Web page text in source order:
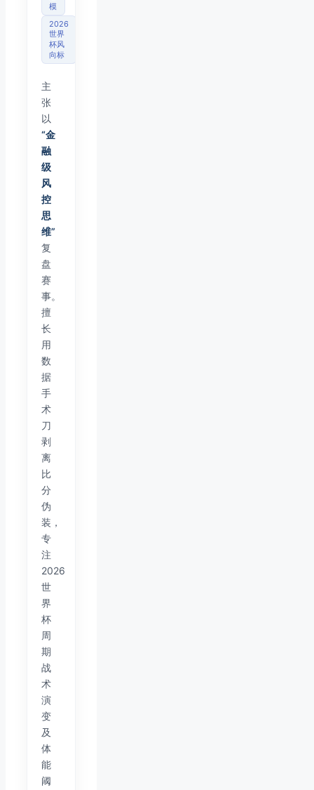
模
2026
世界
杯风
向标
主
张
以
“金
融
级
风
控
思
维”
复
盘
赛
事。
擅
长
用
数
据
手
术
刀
剥
离
比
分
伪
装，
专
注
2026
世
界
杯
周
期
战
术
演
变
及
体
能
阈